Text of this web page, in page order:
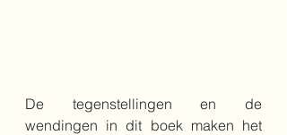
De tegenstellingen en de
wendingen in dit boek maken het